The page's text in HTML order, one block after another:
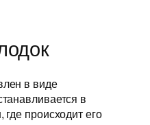
в виде
в
происходит его